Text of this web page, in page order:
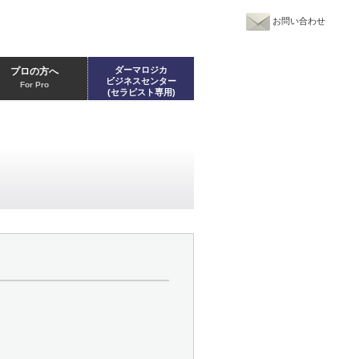
お問い合わせ
プロの方へ
For Pro
ダーマロジカ
ビジネスセンター
(セラピスト専用)